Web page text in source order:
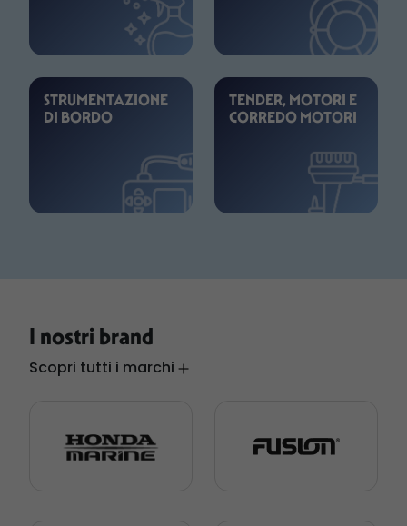
STRUMENTAZIONE
DI BORDO
TENDER, MOTORI E
CORREDO MOTORI
I nostri brand
Scopri tutti i marchi